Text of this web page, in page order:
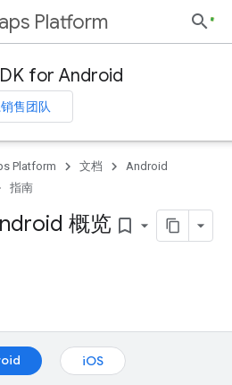
Platform
for Android
售团队
Platform 文档
Android
指南
概览 bookmark_border
iOS